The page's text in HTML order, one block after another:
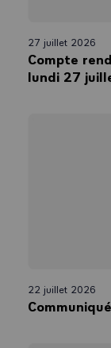
27 juillet 2026
Compte
lundi 27
22 juillet 2026